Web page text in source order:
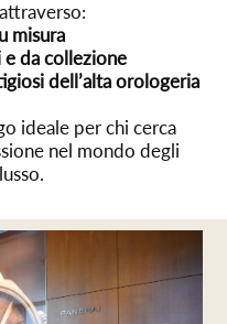
misura
da collezione
dell’alta orologeria
ideale per chi cerca
nel mondo degli